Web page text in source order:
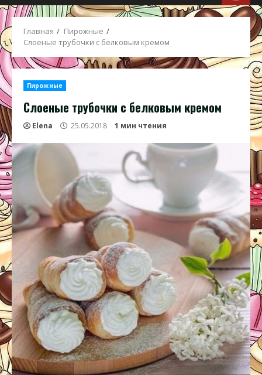
меню
Главная
Пирожные
Cлоеные трубочки с белковым кремом
Пирожные
Cлоеные трубочки с белковым кремом
Elena 25.05.2018 1 мин чтения